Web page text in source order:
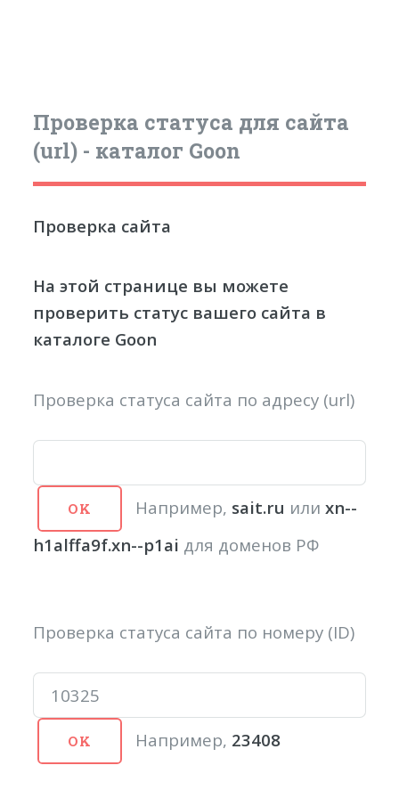
Проверка статуса для сайта
(url) - каталог Goon
Проверка сайта
На этой странице вы можете
проверить статус вашего сайта в
каталоге Goon
Проверка статуса сайта по адресу (url)
Например, sait.ru или xn--
h1alffa9f.xn--p1ai для доменов РФ
Проверка статуса сайта по номеру (ID)
Например, 23408